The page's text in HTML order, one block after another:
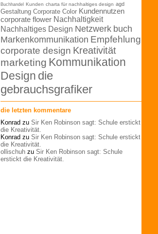
Buchhandel Kunden charta für nachhaltiges design agd
Gestaltung Corporate Color Kundennutzen
corporate flower Nachhaltigkeit
Nachhaltiges Design Netzwerk buch
Markenkommunikation Empfehlung
corporate design Kreativität
marketing Kommunikation
Design die
gebrauchsgrafiker
die letzten kommentare
Konrad zu Sir Ken Robinson sagt: Schule erstickt
die Kreativität.
Konrad zu Sir Ken Robinson sagt: Schule erstickt
die Kreativität.
ollischuh zu Sir Ken Robinson sagt: Schule
erstickt die Kreativität.